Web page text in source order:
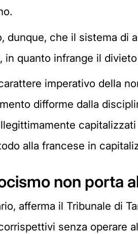
dunque, che il sistema di
in quanto infrange il
imperativo della
difforme dalla
alla francese in
non porta
afferma il Tribunale di
senza operare